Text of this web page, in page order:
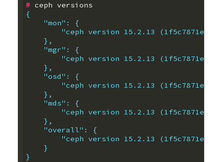
#
{
    "mon": {
"ceph version 15.2.13
    },
    "mgr": {
"ceph version 15.2.13
    },
    "osd": {
"ceph version 15.2.13
    },
    "mds": {
"ceph version 15.2.13
    },
    "overall": {
"ceph version 15.2.13
    }
}